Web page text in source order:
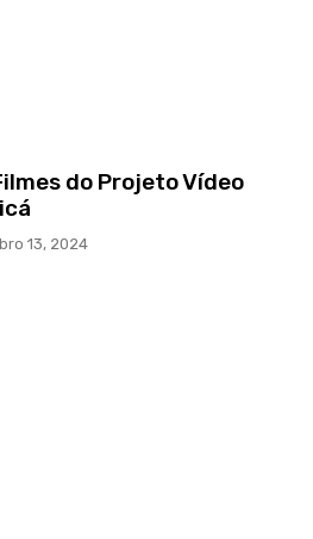
do Projeto Vídeo
13, 2024